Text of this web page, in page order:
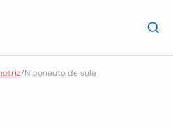
/Niponauto de sula